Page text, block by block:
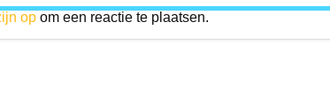
opom een reactie te plaatsen.